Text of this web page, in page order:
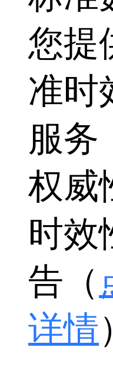
您提
准时
服务
权威
时效
告（
详情